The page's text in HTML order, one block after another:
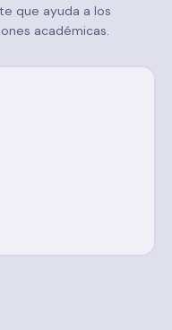
que ayuda a los
académicas.